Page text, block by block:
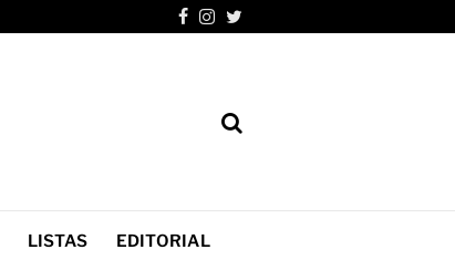
LISTAS EDITORIAL